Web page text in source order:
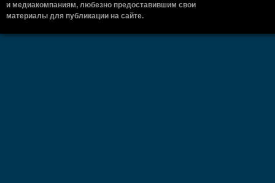
и медиакомпаниям, любезно предоставившим свои
материалы для публикации на сайте.